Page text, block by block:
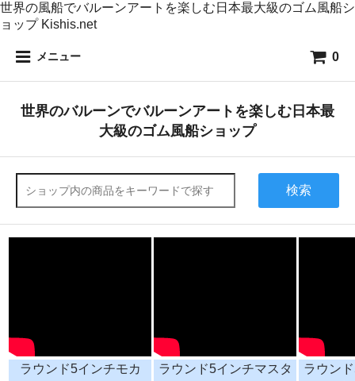
世界の風船でバルーンアートを楽しむ日本最大級のゴム風船シ
ョップ Kishis.net
メニュー 0
世界のバルーンでバルーンアートを楽しむ日本最
大級のゴム風船ショップ
検索
ラウンド5インチモカ
ラウンド5インチマスタ
ラウン